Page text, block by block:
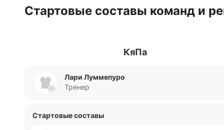
Стартовые составы команд и
КяПа
Лари Луммепуро
Тренер
Стартовые составы